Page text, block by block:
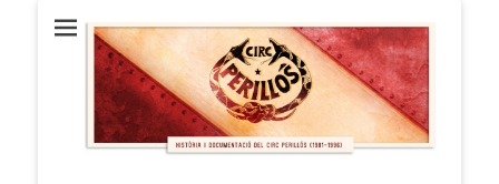
Circ Perillós
HISTÒRIA i DOCUMENTACIÓ (1981 / 1996)